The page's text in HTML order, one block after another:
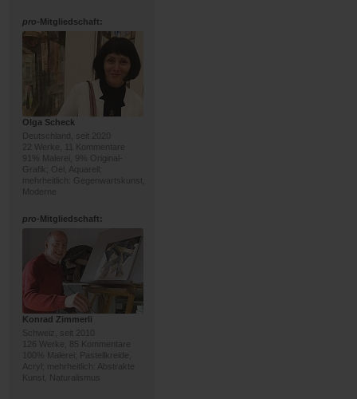
pro-Mitgliedschaft:
Olga Scheck
Deutschland, seit 2020
22 Werke, 11 Kommentare
91% Malerei, 9% Original-
Grafik; Oel, Aquarell;
mehrheitlich: Gegenwartskunst,
Moderne
pro-Mitgliedschaft:
Konrad Zimmerli
Schweiz, seit 2010
126 Werke, 85 Kommentare
100% Malerei; Pastellkreide,
Acryl; mehrheitlich: Abstrakte
Kunst, Naturalismus